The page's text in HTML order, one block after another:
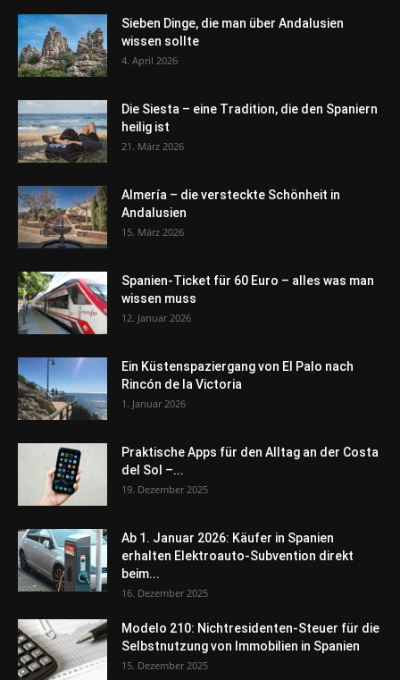
Sieben Dinge, die man über Andalusien
wissen sollte
4. April 2026
Die Siesta – eine Tradition, die den Spaniern
heilig ist
21. März 2026
Almería – die versteckte Schönheit in
Andalusien
15. März 2026
Spanien-Ticket für 60 Euro – alles was man
wissen muss
12. Januar 2026
Ein Küstenspaziergang von El Palo nach
Rincón de la Victoria
1. Januar 2026
Praktische Apps für den Alltag an der Costa
del Sol –...
19. Dezember 2025
Ab 1. Januar 2026: Käufer in Spanien
erhalten Elektroauto-Subvention direkt
beim...
16. Dezember 2025
Modelo 210: Nichtresidenten-Steuer für die
Selbstnutzung von Immobilien in Spanien
15. Dezember 2025